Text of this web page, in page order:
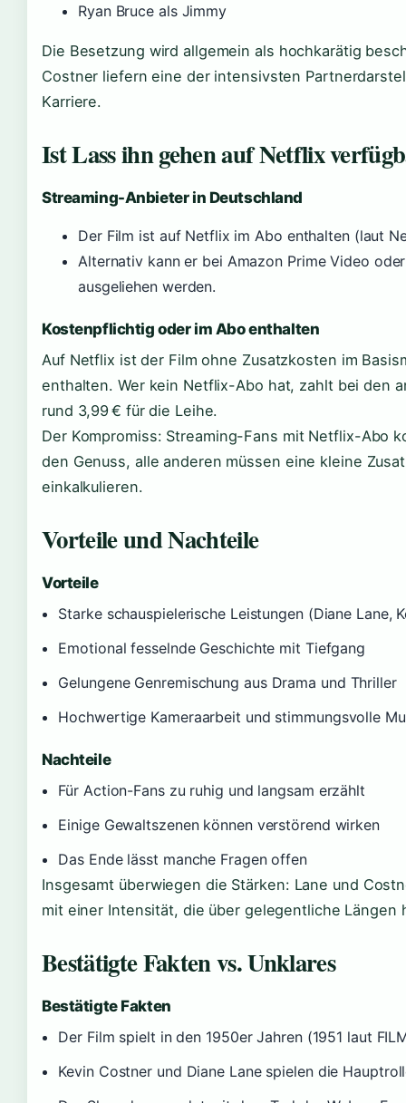
Ryan Bruce als Jimmy
Die Besetzung wird allgemein als hochkarätig
Costner liefern eine der intensivsten
Karriere.
Ist Lass ihn gehen auf Netflix
Streaming-Anbieter in Deutschland
Der Film ist auf Netflix im Abo enthalten (laut
Alternativ kann er bei Amazon Prime Video
ausgeliehen werden.
Kostenpflichtig oder im Abo enthalten
Auf Netflix ist der Film ohne Zusatzkosten im
enthalten. Wer kein Netflix-Abo hat, zahlt bei den
rund 3,99 € für die Leihe.
Der Kompromiss: Streaming-Fans mit Netflix-Abo
den Genuss, alle anderen müssen eine kleine
einkalkulieren.
Vorteile und Nachteile
Vorteile
Starke schauspielerische Leistungen (Diane Lane,
Emotional fesselnde Geschichte mit Tiefgang
Gelungene Genremischung aus Drama und Thriller
Hochwertige Kameraarbeit und stimmungsvolle
Nachteile
Für Action-Fans zu ruhig und langsam erzählt
Einige Gewaltszenen können verstörend wirken
Das Ende lässt manche Fragen offen
Insgesamt überwiegen die Stärken: Lane und
mit einer Intensität, die über gelegentliche Längen
Bestätigte Fakten vs. Unklares
Bestätigte Fakten
Der Film spielt in den 1950er Jahren (1951 laut
Kevin Costner und Diane Lane spielen die